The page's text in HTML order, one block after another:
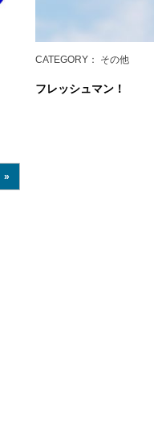
CATEGORY： その他
フレッシュマン！
»